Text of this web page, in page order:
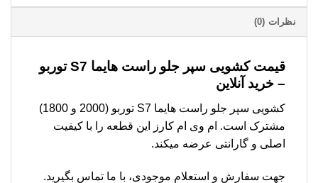
نظرات (0)
قیمت کشویی سپر جلو راست هایما S7 توربو
– خرید آنلاین
کشویی سپر جلو راست هایما S7 توربو (2000 و 1800)
مشترک است. ام وی ام کارز این قطعه را با کیفیت
اصلی و گارانتی عرضه میکند.
جهت سفارش و استعلام موجودی، با ما تماس بگیرید.